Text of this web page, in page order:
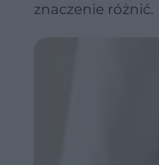
znaczenie różnić.